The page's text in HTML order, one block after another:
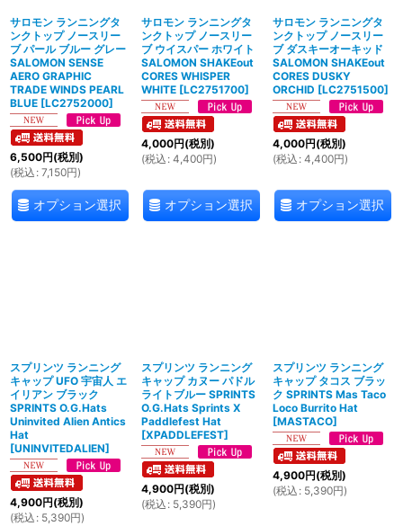
サロモン ランニングタ
ンクトップ ノースリー
ブ パール ブルー グレー
SALOMON SENSE
AERO GRAPHIC
TRADE WINDS PEARL
BLUE [LC2752000]
6,500円(税別)
(税込 : 7,150円)
オプション選択
サロモン ランニングタ
ンクトップ ノースリー
ブ ウイスパー ホワイト
SALOMON SHAKEout
CORES WHISPER
WHITE [LC2751700]
4,000円(税別)
(税込 : 4,400円)
オプション選択
サロモン ランニングタ
ンクトップ ノースリー
ブ ダスキーオーキッド
SALOMON SHAKEout
CORES DUSKY
ORCHID [LC2751500]
4,000円(税別)
(税込 : 4,400円)
オプション選択
スプリンツ ランニング
キャップ UFO 宇宙人 エ
イリアン ブラック
SPRINTS O.G.Hats
Uninvited Alien Antics
Hat
[UNINVITEDALIEN]
4,900円(税別)
(税込 : 5,390円)
スプリンツ ランニング
キャップ カヌー パドル
ライトブルー SPRINTS
O.G.Hats Sprints X
Paddlefest Hat
[XPADDLEFEST]
4,900円(税別)
(税込 : 5,390円)
スプリンツ ランニング
キャップ タコス ブラッ
ク SPRINTS Mas Taco
Loco Burrito Hat
[MASTACO]
4,900円(税別)
(税込 : 5,390円)